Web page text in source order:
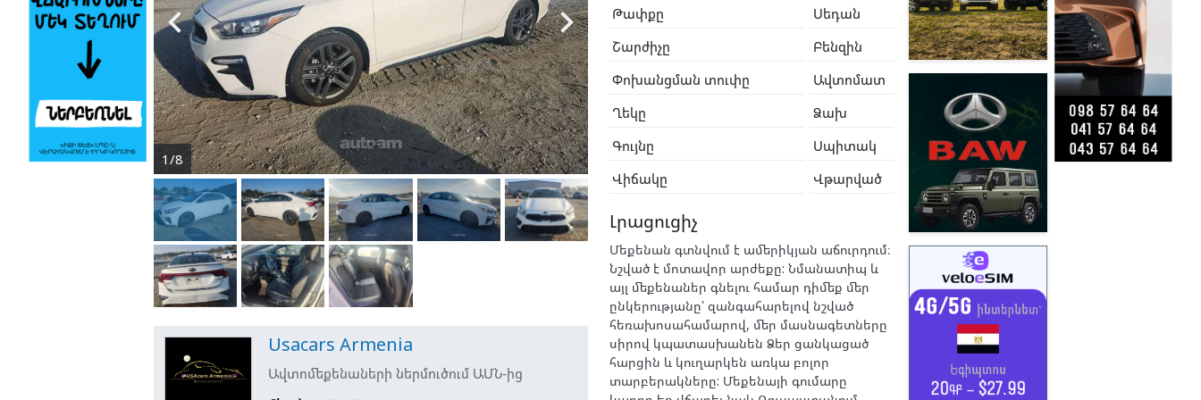
1/8
 
Usacars Armenia
Ավտոմեքենաների ներմուծում ԱՄՆ-ից
Թափքը
Սեդան
Շարժիչը
Բենզին
Փոխանցման տուփը
Ավտոմատ
Ղեկը
Ձախ
Գույնը
Սպիտակ
Վիճակը
Վթարված
Լրացուցիչ
Մեքենան գտնվում է ամերիկյան աճուրդում։
Նշված է մոտավոր արժեքը: Նմանատիպ և
այլ մեքենաներ գնելու համար դիմեք մեր
ընկերությանը՝ զանգահարելով նշված
հեռախոսահամարով, մեր մասնագետները
սիրով կպատասխանեն Ձեր ցանկացած
հարցին և կուղարկեն առկա բոլոր
տարբերակները: Մեքենայի գումարը